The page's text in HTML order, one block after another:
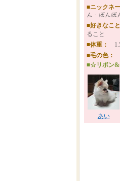
■ニックネ
ん・ぼんぼ
■好きなこ
ること
■体重：
■毛の色：
■☆リボン
あい